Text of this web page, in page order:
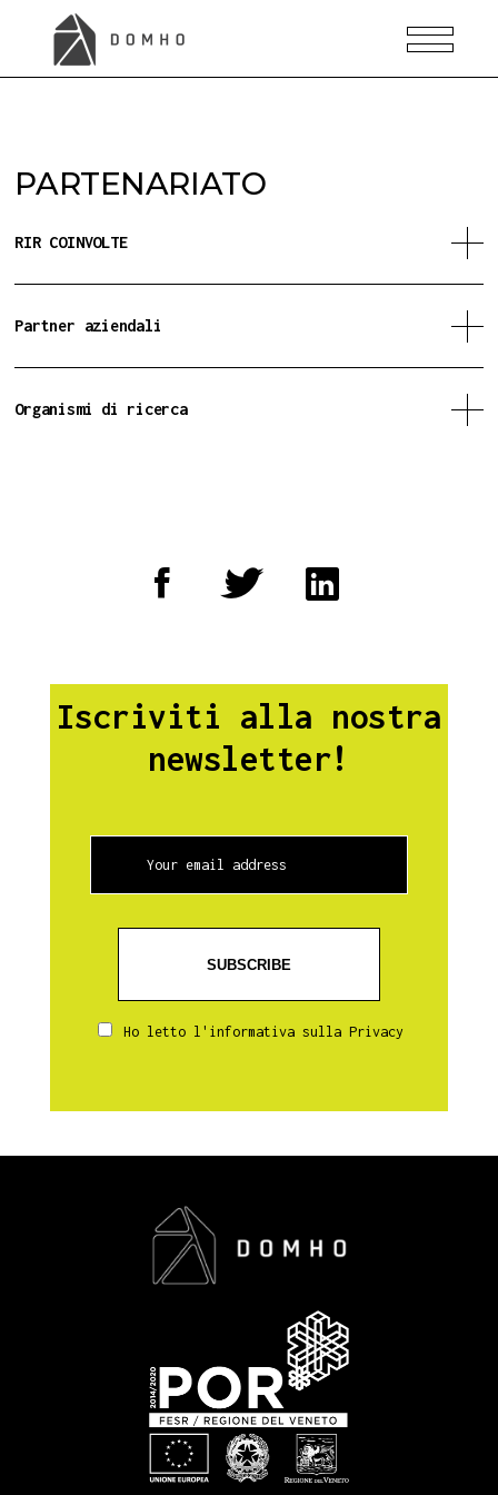
PARTENARIATO
RIR COINVOLTE
Partner aziendali
Organismi di ricerca
Iscriviti alla nostra
newsletter!
Ho letto l'informativa sullaPrivacy